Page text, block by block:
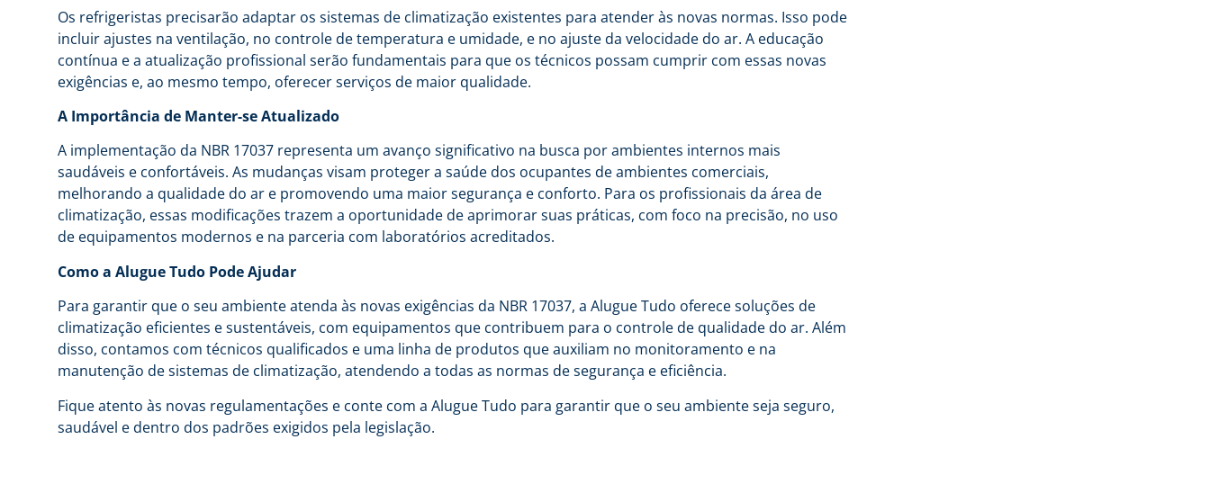
Os refrigeristas precisarão adaptar os sistemas de climatização existentes para atender às novas normas. Isso pode
incluir ajustes na ventilação, no controle de temperatura e umidade, e no ajuste da velocidade do ar. A educação
contínua e a atualização profissional serão fundamentais para que os técnicos possam cumprir com essas novas
exigências e, ao mesmo tempo, oferecer serviços de maior qualidade.
A Importância de Manter-se Atualizado
A implementação da NBR 17037 representa um avanço significativo na busca por ambientes internos mais
saudáveis e confortáveis. As mudanças visam proteger a saúde dos ocupantes de ambientes comerciais,
melhorando a qualidade do ar e promovendo uma maior segurança e conforto. Para os profissionais da área de
climatização, essas modificações trazem a oportunidade de aprimorar suas práticas, com foco na precisão, no uso
de equipamentos modernos e na parceria com laboratórios acreditados.
Como a Alugue Tudo Pode Ajudar
Para garantir que o seu ambiente atenda às novas exigências da NBR 17037, a Alugue Tudo oferece soluções de
climatização eficientes e sustentáveis, com equipamentos que contribuem para o controle de qualidade do ar. Além
disso, contamos com técnicos qualificados e uma linha de produtos que auxiliam no monitoramento e na
manutenção de sistemas de climatização, atendendo a todas as normas de segurança e eficiência.
Fique atento às novas regulamentações e conte com a Alugue Tudo para garantir que o seu ambiente seja seguro,
saudável e dentro dos padrões exigidos pela legislação.